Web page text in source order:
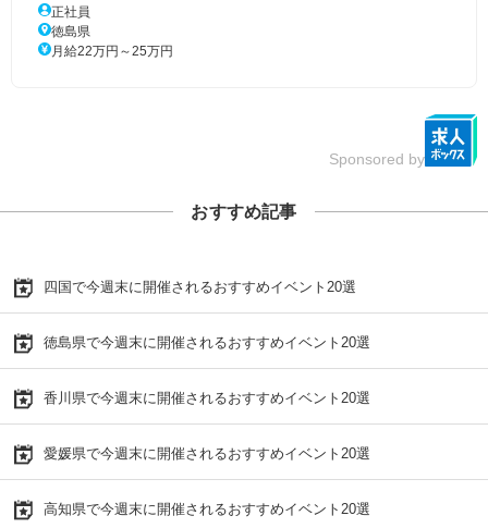
正社員
徳島県
月給22万円～25万円
Sponsored by
おすすめ記事
四国で今週末に開催されるおすすめイベント20選
徳島県で今週末に開催されるおすすめイベント20選
香川県で今週末に開催されるおすすめイベント20選
愛媛県で今週末に開催されるおすすめイベント20選
高知県で今週末に開催されるおすすめイベント20選